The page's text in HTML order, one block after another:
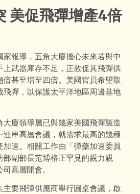
美促飛彈增產4倍
報導，五角大廈擔心未來若與中
上武器庫存不足，正敦促其飛彈供
倍甚至增至四倍。美國官員希望取
飛彈，以保護太平洋地區周邊基地
大廈領導層已與幾家美國飛彈製造
連串高層會議，就需求最高的幾種
速。相關工作由「彈藥加速委員
部副部長范博格正罕見的親力親
高層開會。
主要飛彈供應商舉行圓桌會議，啟